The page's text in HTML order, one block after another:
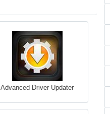
Advanced Driver Updater